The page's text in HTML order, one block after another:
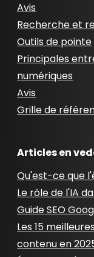
Avis
Recherche et
Outils de pointe
Principales
numériques
Avis
Grille de
Articles en
Qu'est-ce que
Le rôle de l'IA
Guide SEO
Les 15
contenu en